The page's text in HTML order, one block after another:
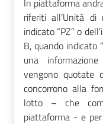
In piattaforma
riferiti all’Unità di
indicato “PZ” o
B, quando indicato
una
vengono quotate
concorrono alla
lotto – che
piattaforma - e